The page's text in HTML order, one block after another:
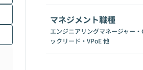
マネジメント職種
エンジニアリングマネージャー
ックリード・VPoE他